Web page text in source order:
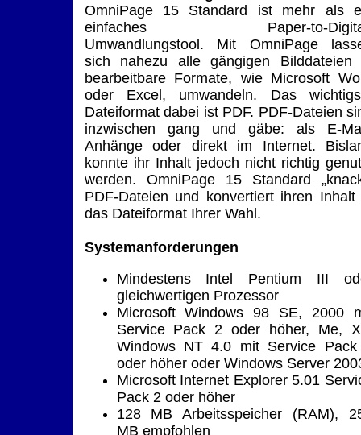
OmniPage 15 Standard ist mehr als
einfaches Paper-to-
Umwandlungstool. Mit OmniPage
sich nahezu alle gängigen Bilddateien
bearbeitbare Formate, wie Microsoft
oder Excel, umwandeln. Das
Dateiformat dabei ist PDF. PDF-Dateien
inzwischen gang und gäbe: als E-
Anhänge oder direkt im Internet.
konnte ihr Inhalt jedoch nicht richtig
werden. OmniPage 15 Standard
PDF-Dateien und konvertiert ihren Inhalt
das Dateiformat Ihrer Wahl.
Systemanforderungen
Mindestens Intel Pentium III
gleichwertigen Prozessor
Microsoft Windows 98 SE, 2000
Service Pack 2 oder höher, Me,
Windows NT 4.0 mit Service
oder höher oder Windows Server
Microsoft Internet Explorer 5.01
Pack 2 oder höher
128 MB Arbeitsspeicher (RAM),
MB empfohlen